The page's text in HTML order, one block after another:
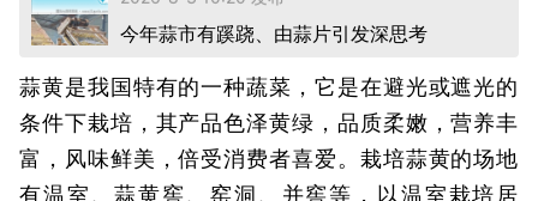
前天 08:09 发布
蒜黄是我国特有的一种蔬菜，它是在避光或遮光的
条件下栽培，其产品色泽黄绿，品质柔嫩，营养丰
富，风味鲜美，倍受消费者喜爱。栽培蒜黄的场地
有温室、蒜黄窖、窑洞、并窖等，以温室栽培居